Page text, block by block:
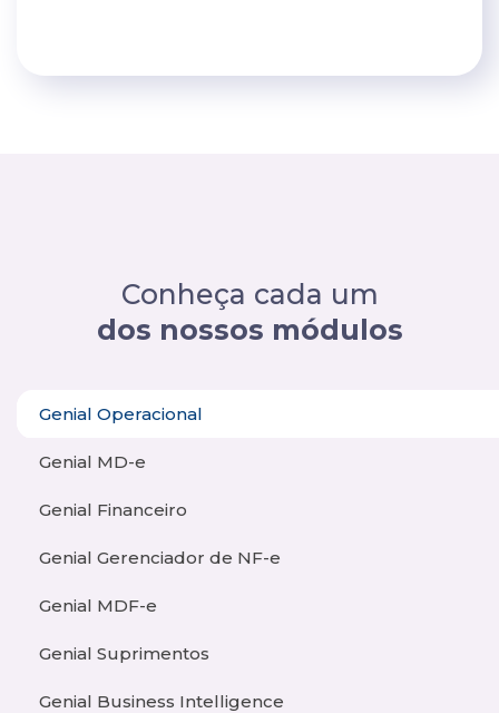
Conheça cada um
dos nossos módulos
Genial Operacional
Genial MD-e
Genial Financeiro
Genial Gerenciador de NF-e
Genial MDF-e
Genial Suprimentos
Genial Business Intelligence